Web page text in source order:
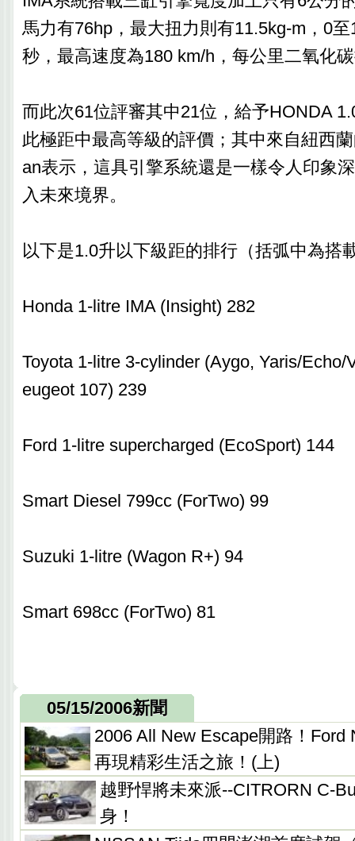
馬力有76hp，最大扭力則有11.5kg-m，0
秒，最高速度為180 km/h，每公里二氧化
而此次61位評審其中21位，給予HONDA
此極距中最高等級的評價；其中來自紐西
an表示，這具引擎系統還是一樣令人印象
入未來境界。
以下是1.0升以下級距的排行（括弧中為搭
Honda 1-litre IMA (Insight) 282
Toyota 1-litre 3-cylinder (Aygo, Yaris/Echo/
eugeot 107) 239
Ford 1-litre supercharged (EcoSport) 144
Smart Diesel 799cc (ForTwo) 99
Suzuki 1-litre (Wagon R+) 94
Smart 698cc (ForTwo) 81
05/15/2006新聞
2006 All New Escape開路！Ford
再現精彩生活之旅！(上)
越野悍將未來派--CITRORN C-
身！